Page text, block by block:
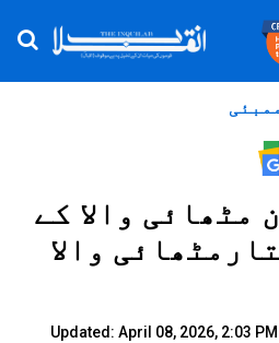
ممبئی
مٹھائی والا کے
والا
Updated: April 08, 2026, 2:03 PM